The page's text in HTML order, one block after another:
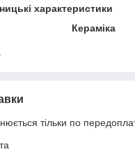
характеристики
Кераміка
тільки по